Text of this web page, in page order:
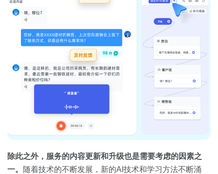
除此之外，服务的内容更新和升级也是需要考虑的因素之
一。
随着技术的不断发展，新的AI技术和学习方法不断涌